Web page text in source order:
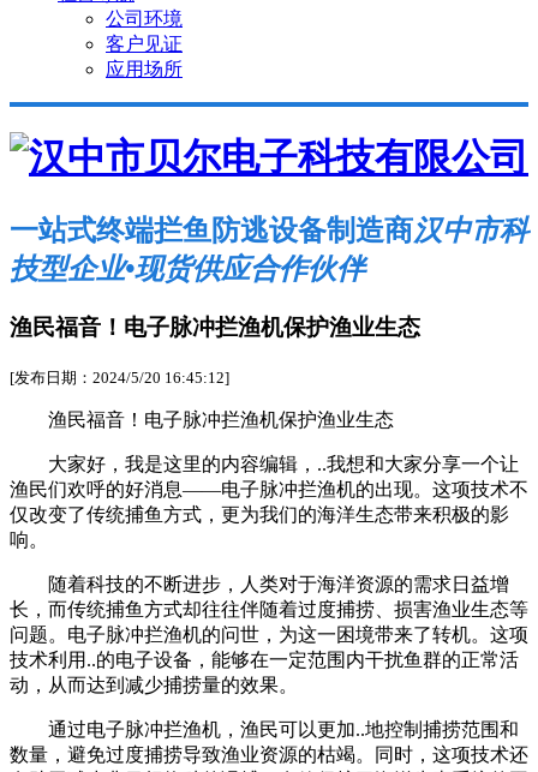
公司环境
客户见证
应用场所
一站式终端拦鱼防逃设备制造商汉中市科
技型企业•现货供应合作伙伴
渔民福音！电子脉冲拦渔机保护渔业生态
[发布日期：2024/5/20 16:45:12]
渔民福音！电子脉冲拦渔机保护渔业生态
大家好，我是这里的内容编辑，..我想和大家分享一个让
渔民们欢呼的好消息——电子脉冲拦渔机的出现。这项技术不
仅改变了传统捕鱼方式，更为我们的海洋生态带来积极的影
响。
随着科技的不断进步，人类对于海洋资源的需求日益增
长，而传统捕鱼方式却往往伴随着过度捕捞、损害渔业生态等
问题。电子脉冲拦渔机的问世，为这一困境带来了转机。这项
技术利用..的电子设备，能够在一定范围内干扰鱼群的正常活
动，从而达到减少捕捞量的效果。
通过电子脉冲拦渔机，渔民可以更加..地控制捕捞范围和
数量，避免过度捕捞导致渔业资源的枯竭。同时，这项技术还